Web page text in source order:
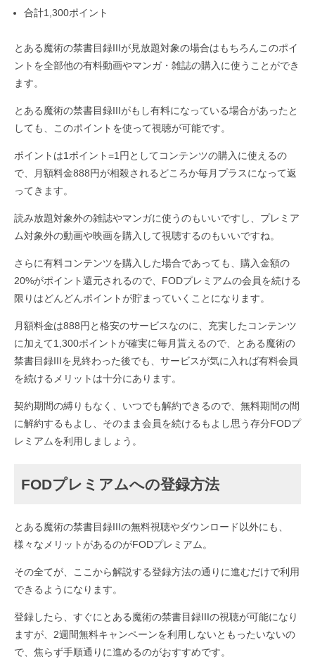
合計1,300ポイント
とある魔術の禁書目録IIIが見放題対象の場合はもちろんこのポイ
ントを全部他の有料動画やマンガ・雑誌の購入に使うことができ
ます。
とある魔術の禁書目録IIIがもし有料になっている場合があったと
しても、このポイントを使って視聴が可能です。
ポイントは1ポイント=1円としてコンテンツの購入に使えるの
で、月額料金888円が相殺されるどころか毎月プラスになって返
ってきます。
読み放題対象外の雑誌やマンガに使うのもいいですし、プレミア
ム対象外の動画や映画を購入して視聴するのもいいですね。
さらに有料コンテンツを購入した場合であっても、購入金額の
20%がポイント還元されるので、FODプレミアムの会員を続ける
限りはどんどんポイントが貯まっていくことになります。
月額料金は888円と格安のサービスなのに、充実したコンテンツ
に加えて1,300ポイントが確実に毎月貰えるので、とある魔術の
禁書目録IIIを見終わった後でも、サービスが気に入れば有料会員
を続けるメリットは十分にあります。
契約期間の縛りもなく、いつでも解約できるので、無料期間の間
に解約するもよし、そのまま会員を続けるもよし思う存分FODプ
レミアムを利用しましょう。
FODプレミアムへの登録方法
とある魔術の禁書目録IIIの無料視聴やダウンロード以外にも、
様々なメリットがあるのがFODプレミアム。
その全てが、ここから解説する登録方法の通りに進むだけで利用
できるようになります。
登録したら、すぐにとある魔術の禁書目録IIIの視聴が可能になり
ますが、2週間無料キャンペーンを利用しないともったいないの
で、焦らず手順通りに進めるのがおすすめです。